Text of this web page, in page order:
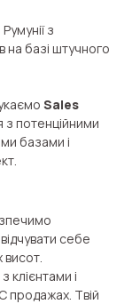
з
на базі штучного
Sales
з потенційними
базами і
себе
висот.
клієнтами і
продажах. Твій